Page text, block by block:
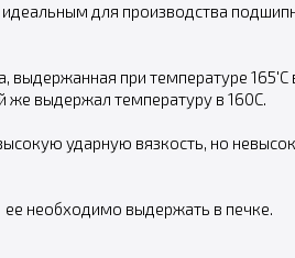
для производства
выдержанная при температуре 165'С
же выдержал температуру в 160С.
ударную вязкость, но
необходимо выдержать в печке.